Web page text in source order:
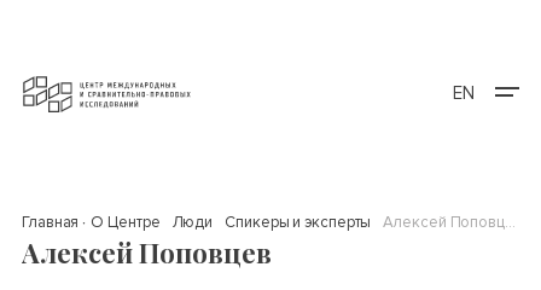
EN
Главная О Центре Люди Спикеры и эксперты Алексей Поповцев
Алексей Поповцев